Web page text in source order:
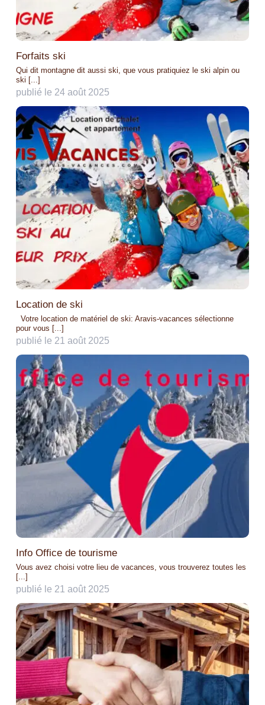
Forfaits ski
Qui dit montagne dit aussi ski, que vous pratiquiez le ski alpin ou
ski [...]
publié le 24 août 2025
Location de ski
Votre location de matériel de ski: Aravis-vacances sélectionne
pour vous [...]
publié le 21 août 2025
Info Office de tourisme
Vous avez choisi votre lieu de vacances, vous trouverez toutes les
[...]
publié le 21 août 2025